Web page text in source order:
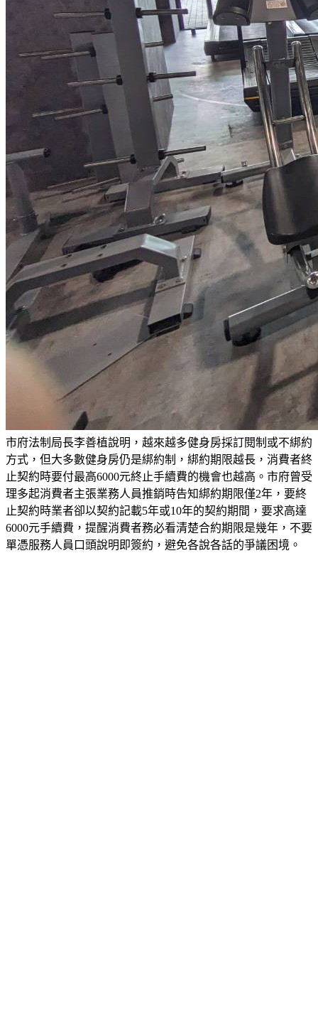
市府法制局長李善植說明，越來越多健身房採訂閱制或不綁約
方式，但大多數健身房仍是綁約制，綁約期限越長，消費者終
止契約時要付最高6000元終止手續費的機會也越高。市府曾受
理多起消費者主張業務人員推銷時告知綁約期限僅2年，要終
止契約時業者卻以契約記載5年或10年的契約期間，要求高達
6000元手續費，提醒消費者務必看清楚合約期限是幾年，不要
單憑服務人員口頭說明即簽約，避免各說各話的爭議困境。